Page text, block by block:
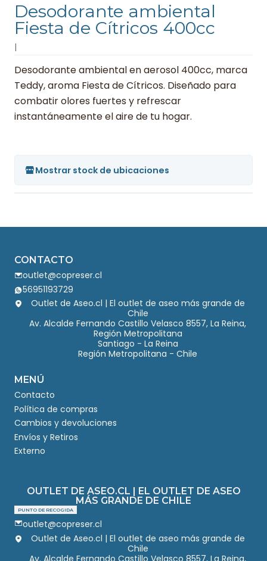
Desodorante ambiental
Fiesta de Cítricos 400cc
|
Desodorante ambiental en aerosol 400cc, marca
Teddy, aroma Fiesta de Cítricos. Diseñado para
combatir olores fuertes y refrescar
instantáneamente el aire de tu hogar.
Mostrar stock de ubicaciones
CONTACTO
outlet@copreser.cl
56951193729
Outlet de Aseo.cl | El outlet de aseo más grande de
Chile
Av. Alcalde Fernando Castillo Velasco 8557, La Reina,
Región Metropolitana
Santiago - La Reina
Región Metropolitana - Chile
MENÚ
Contacto
Política de compras
Cambios y devoluciones
Envíos y Retiros
Externo
OUTLET DE ASEO.CL | EL OUTLET DE ASEO
MÁS GRANDE DE CHILE
PUNTO DE RECOGIDA
outlet@copreser.cl
Outlet de Aseo.cl | El outlet de aseo más grande de
Chile
Av. Alcalde Fernando Castillo Velasco 8557, La Reina,